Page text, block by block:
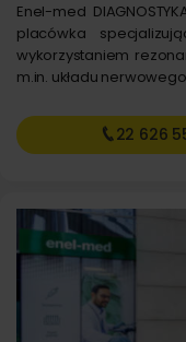
Enel-med
placówka
wykorzystaniem
m.in. układu
22 626